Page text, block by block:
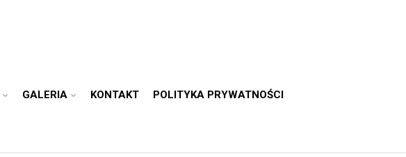
GALERIA KONTAKT POLITYKA PRYWATNOŚCI